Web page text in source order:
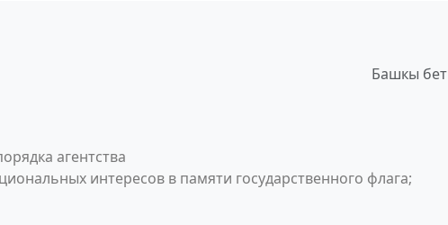
Башкы бет
агентства
интересов в памяти государственного флага;